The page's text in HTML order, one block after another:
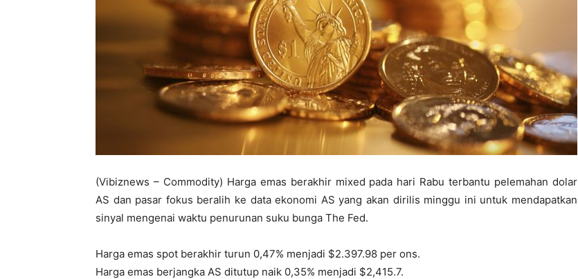
(Vibiznews – Commodity) Harga emas berakhir mixed pada hari Rabu terbantu pelemahan dolar
AS dan pasar fokus beralih ke data ekonomi AS yang akan dirilis minggu ini untuk mendapatkan
sinyal mengenai waktu penurunan suku bunga The Fed.
Harga emas spot berakhir turun 0,47% menjadi $2.397.98 per ons.
Harga emas berjangka AS ditutup naik 0,35% menjadi $2,415.7.